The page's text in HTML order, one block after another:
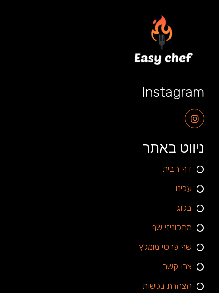
Instagram
ניווט באתר
דף הבית
עלינו
בלוג
מתכוניזי שף
שף פרטי מומלץ
צרו קשר
הצהרת נגישות